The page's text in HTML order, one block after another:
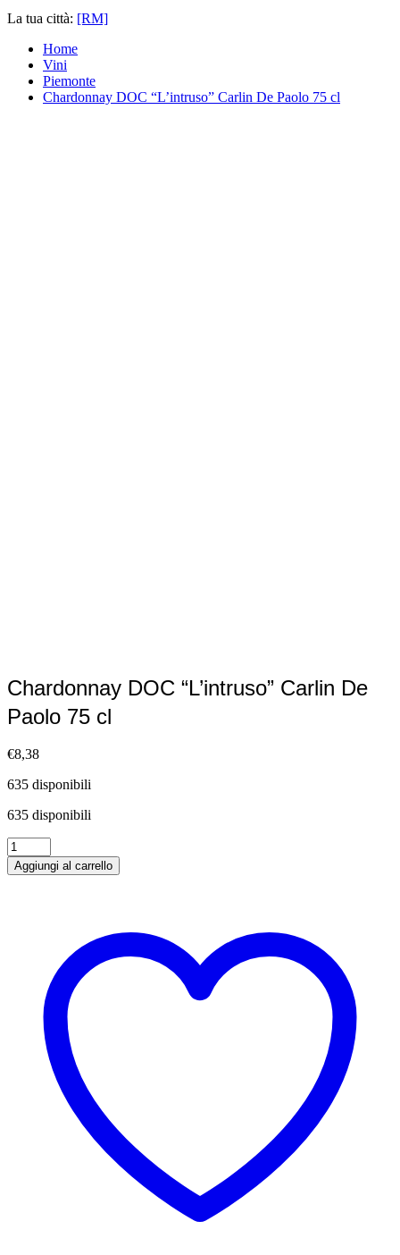
La tua città: [RM]
Home
Vini
Piemonte
Chardonnay DOC “L’intruso” Carlin De Paolo 75 cl
Chardonnay DOC “L’intruso” Carlin De
Paolo 75 cl
€8,38
635 disponibili
635 disponibili
Chardonnay
DOC
"L'intruso"
Aggiungi al carrello